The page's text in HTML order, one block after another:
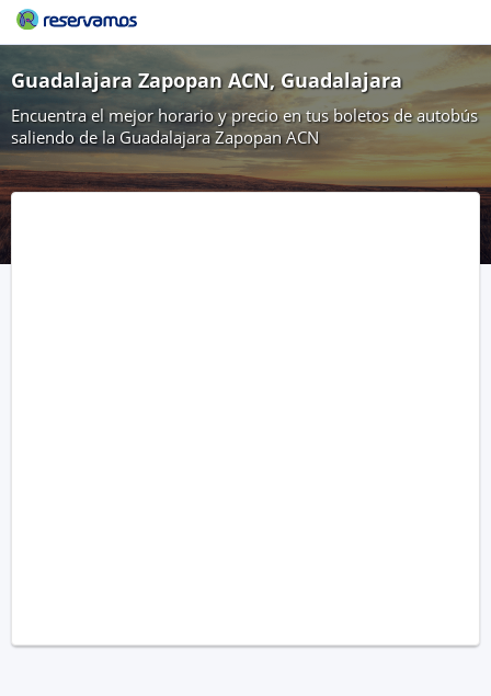
Guadalajara Zapopan ACN, Guadalajara
Encuentra el mejor horario y precio en tus boletos de autobús
saliendo de la Guadalajara Zapopan ACN